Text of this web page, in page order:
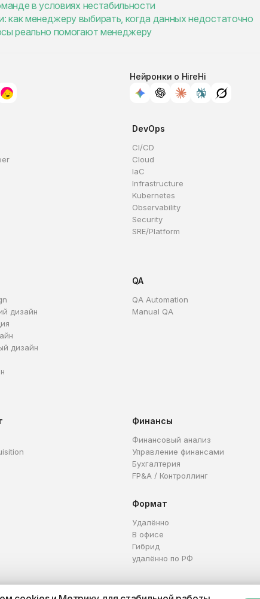
в условиях нестабильности
как менеджеру выбирать, когда данных недостаточно
реально помогают менеджеру
Нейронки о HireHi
DevOps
CI/CD
Cloud
IaC
Infrastructure
Kubernetes
Observability
Security
SRE/Platform
дизайн
дизайн
QA
QA Automation
Manual QA
Финансы
Финансовый анализ
Управление финансами
Бухгалтерия
FP&A / Контроллинг
Формат
Удалённо
В офисе
Гибрид
удалённо по РФ